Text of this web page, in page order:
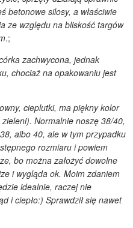
betonowe silosy, a właściwie
ze względu na bliskość targów
.;
zachwycona, jednak
chociaż na opakowaniu jest
cieplutki, ma piękny kolor
Normalnie noszę 38/40,
albo 40, ale w tym przypadku
rozmiaru i powiem
bo można założyć dowolne
i wygląda ok. Moim zdaniem
idealnie, raczej nie
i ciepło:) Sprawdził się nawet